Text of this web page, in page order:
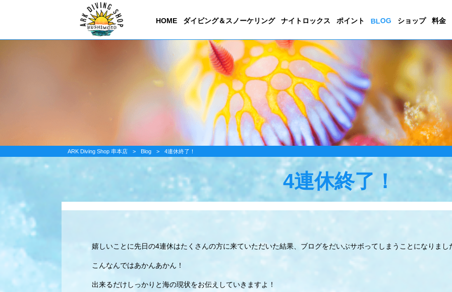
HOME ダイビング＆スノーケリング ナイトロックス ポイント BLOG ショップ 料金
ARK Diving Shop 串本店 > Blog > 4連休終了！
4連休終了！
嬉しいことに先日の4連休はたくさんの方に来ていただいた結果、ブログをだいぶサボってしまうことになりまし
こんなんではあかんあかん！
出来るだけしっかりと海の現状をお伝えしていきますよ！